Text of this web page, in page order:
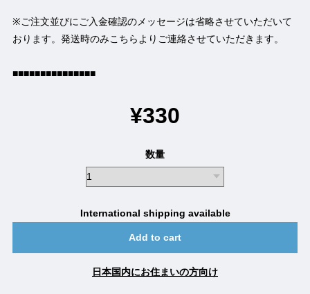
※ご注文並びにご入金確認のメッセージは省略させていただいて
おります。発送時のみこちらよりご連絡させていただきます。
■■■■■■■■■■■■■■■
¥330
数量
International shipping available
Add to cart
日本国内にお住まいの方向け